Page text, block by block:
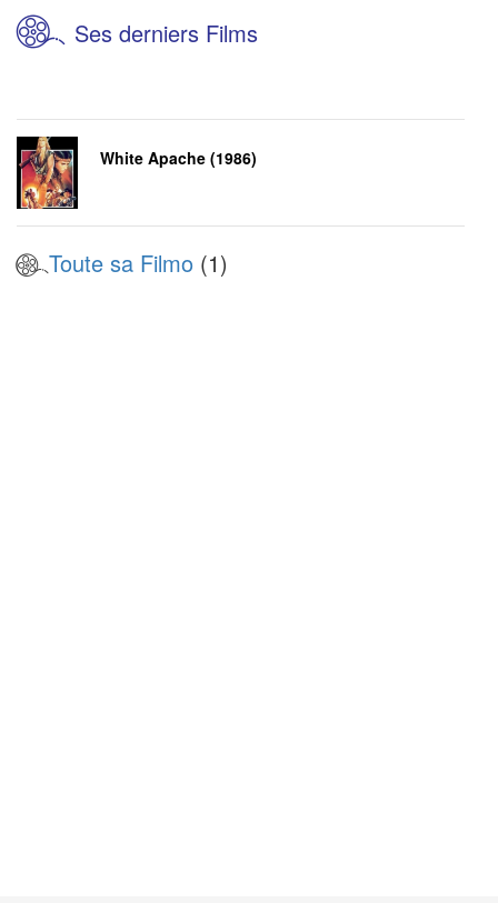
Ses derniers Films
White Apache (1986)
Toute sa Filmo (1)